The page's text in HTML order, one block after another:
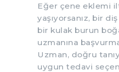
Eğer çene eklemi
yaşıyorsanız, bir
bir kulak burun
uzmanına
Uzman, doğru
uygun tedavi